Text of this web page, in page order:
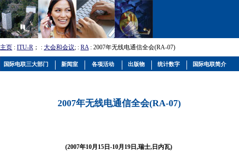
主页 : ITU-R ； : 大会和会议; : RA: 2007年无线电通信全会(RA-07)
2007年无线电通信全会(RA-07)
(2007年10月15日-10月19日,瑞士,日内瓦)
国际电联三大部门 新闻室 各项活动 出版物 统计数字 国际电联简介